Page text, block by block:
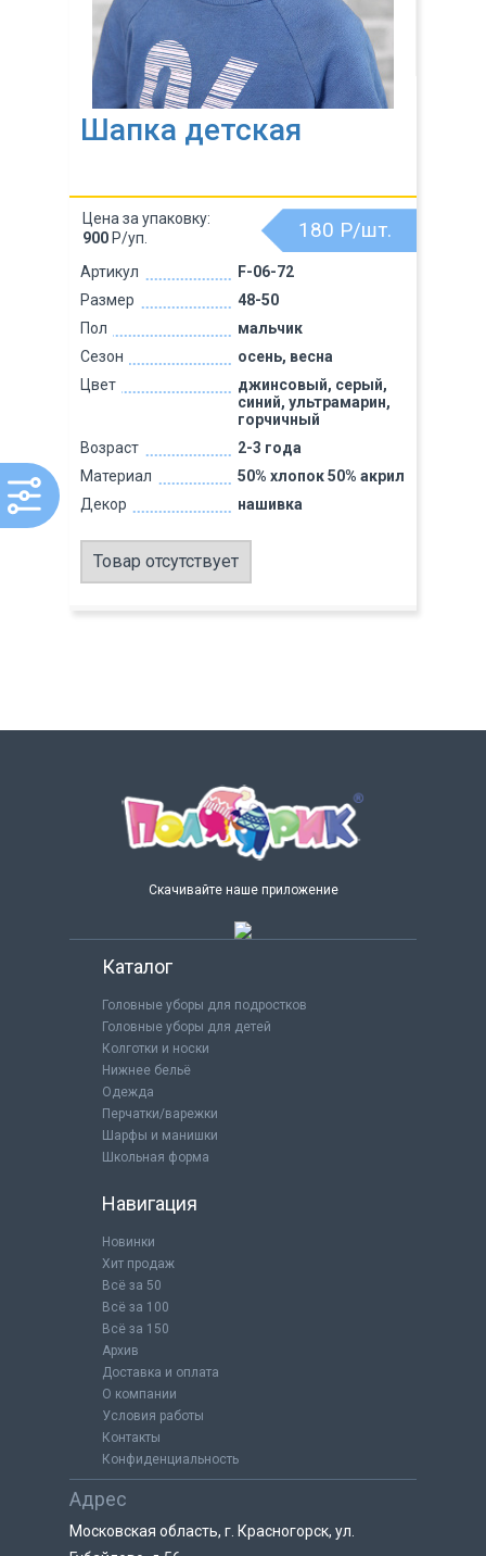
Шапка детская
Артикул
F-06-72
Размер
48-50
Пол
мальчик
Сезон
осень, весна
Цвет
джинсовый, серый,
синий, ультрамарин,
горчичный
Возраст
2-3 года
Материал
50% хлопок 50% акрил
Декор
нашивка
180 Р/шт.
Цена за упаковку:
900 Р/уп.
Товар отсутствует
Скачивайте наше приложение
Каталог
Головные уборы для подростков
Головные уборы для детей
Колготки и носки
Нижнее бельё
Одежда
Перчатки/варежки
Шарфы и манишки
Школьная форма
Навигация
Новинки
Хит продаж
Всё за 50
Всё за 100
Всё за 150
Архив
Доставка и оплата
О компании
Условия работы
Контакты
Конфиденциальность
Адрес
Московская область, г. Красногорск, ул.